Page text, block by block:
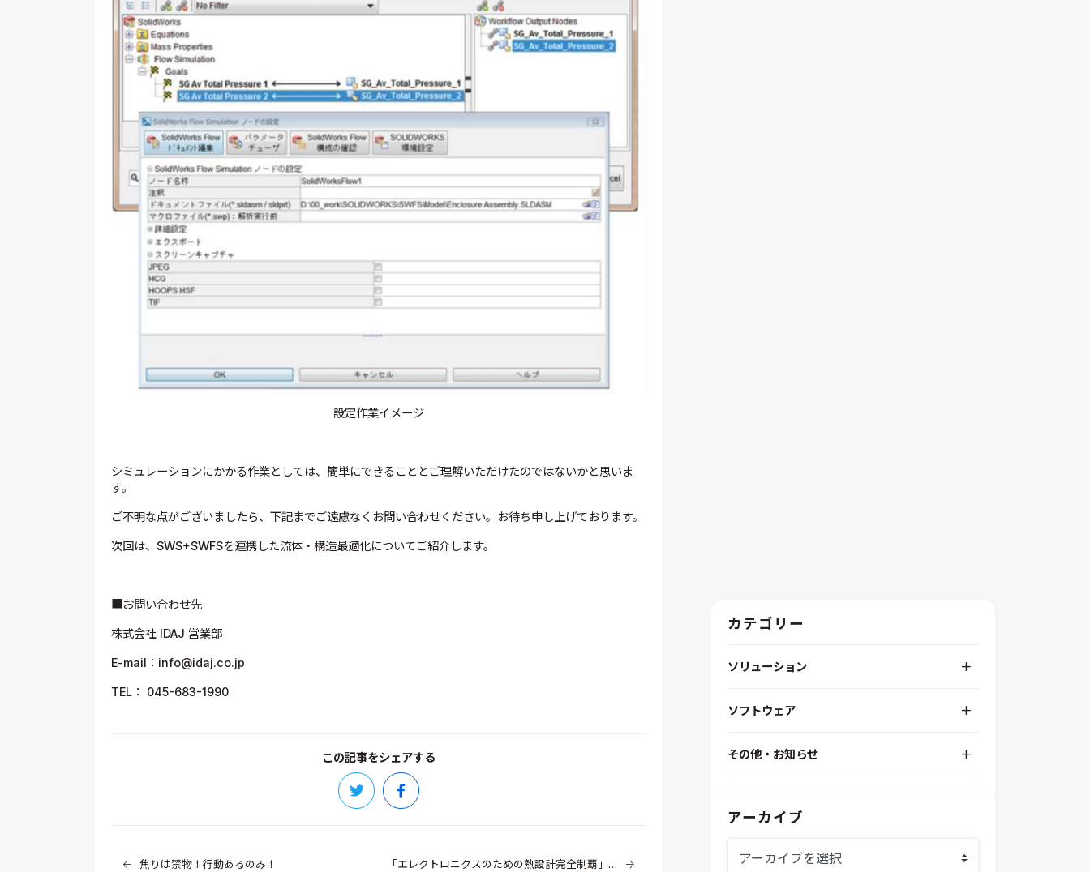
設定作業イメージ
シミュレーションにかかる作業としては、簡単にできることとご理解いただけたのではないかと思いま
す。
ご不明な点がございましたら、下記までご遠慮なくお問い合わせください。お待ち申し上げております。
次回は、SWS+SWFSを連携した流体・構造最適化についてご紹介します。
■お問い合わせ先
株式会社 IDAJ 営業部
E-mail：info@idaj.co.jp
TEL： 045-683-1990
この記事をシェアする
焦りは禁物！行動あるのみ！ 「エレクトロニクスのための熱設計完全制覇」（日刊工業新聞社発行）のご紹介
カテゴリー
ソリューション
組込みソフトウェア開発プラットフォーム
システムシミュレーション
構造解析
ソフトウェア
modeFRONTIER
Ansys SCADE
その他・お知らせ
IDAJからのお知らせ
アーカイブ